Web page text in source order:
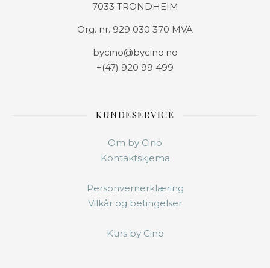
7033 TRONDHEIM
Org. nr. 929 030 370 MVA
bycino@bycino.no
+(47) 920 99 499
KUNDESERVICE
Om by Cino
Kontaktskjema
Personvernerklæring
Vilkår og betingelser
Kurs by Cino